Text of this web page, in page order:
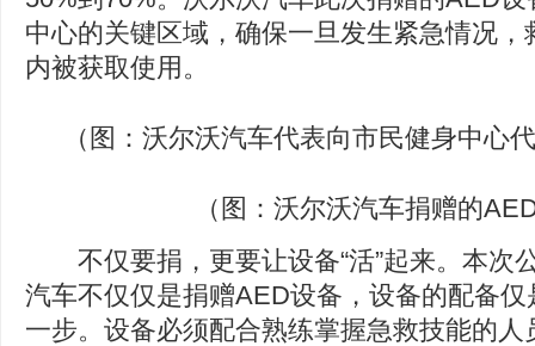
中心的关键区域，确保一旦发生紧急情况
内被获取使用。
（图：沃尔沃汽车代表向市民健身中心
（图：沃尔沃汽车捐赠的
不仅要捐，更要让设备“活”起来。本次
汽车不仅仅是捐赠AED设备，设备的配备
一步。设备必须配合熟练掌握急救技能的人